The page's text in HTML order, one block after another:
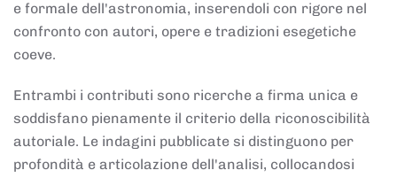
e formale dell'astronomia, inserendoli con rigore nel
confronto con autori, opere e tradizioni esegetiche
coeve.
Entrambi i contributi sono ricerche a firma unica e
soddisfano pienamente il criterio della riconoscibilità
autoriale. Le indagini pubblicate si distinguono per
profondità e articolazione dell'analisi, collocandosi